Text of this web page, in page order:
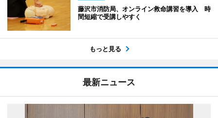
藤沢市消防局、オンライン救命講習を導入 時
間短縮で受講しやすく
もっと見る
最新ニュース